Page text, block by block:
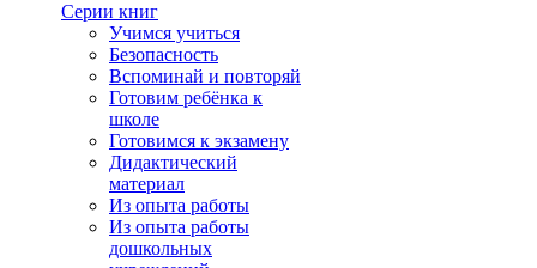
Серии книг
Учимся учиться
Безопасность
Вспоминай и повторяй
Готовим ребёнка к
школе
Готовимся к экзамену
Дидактический
материал
Из опыта работы
Из опыта работы
дошкольных